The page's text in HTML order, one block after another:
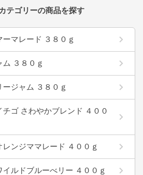
テゴリーの商品を探す
マレード ３８０ｇ
３８０ｇ
ジャム ３８０ｇ
ゴ さわやかブレンド ４００
ンジママレード ４００ｇ
ルドブルーべリー ４００ｇ